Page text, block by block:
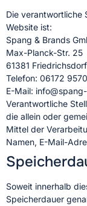
Die verantwortliche
Website ist:
Spang & Brands
Max-Planck-Str. 25
61381 Friedrichsdorf
Telefon: 06172
E-Mail:
Verantwortliche
die allein oder
Mittel der
Namen, E-Mail-
Soweit innerhalb
Speicherdauer